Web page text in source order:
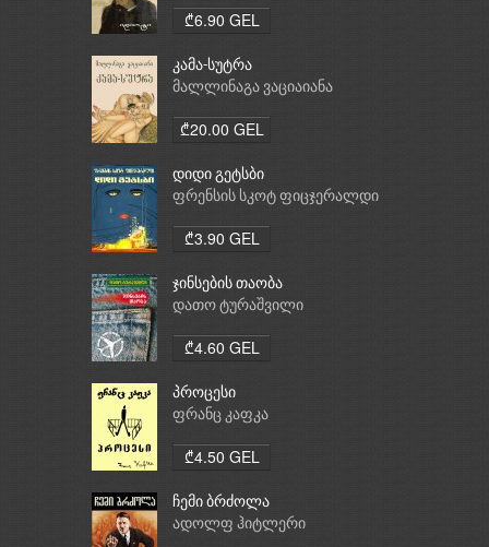
₾6.90 GEL
კამა-სუტრა
მალლინაგა ვაციაიანა
₾20.00 GEL
დიდი გეტსბი
ფრენსის სკოტ ფიცჯერალდი
₾3.90 GEL
ჯინსების თაობა
დათო ტურაშვილი
₾4.60 GEL
პროცესი
ფრანც კაფკა
₾4.50 GEL
ჩემი ბრძოლა
ადოლფ ჰიტლერი